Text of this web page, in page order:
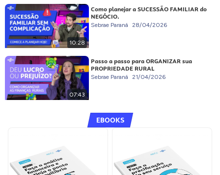
10:28
Como planejar a SUCESSÃO FAMILIAR do
NEGÓCIO.
Sebrae Paraná 28/04/2026
07:43
Passo a passo para ORGANIZAR sua
PROPRIEDADE RURAL
Sebrae Paraná 21/04/2026
EBOOKS